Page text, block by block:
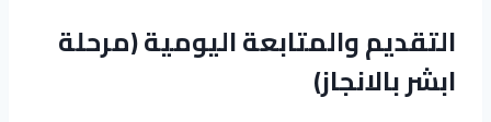
التقديم والمتابعة اليومية (مرحلة
ابشر بالانجاز)